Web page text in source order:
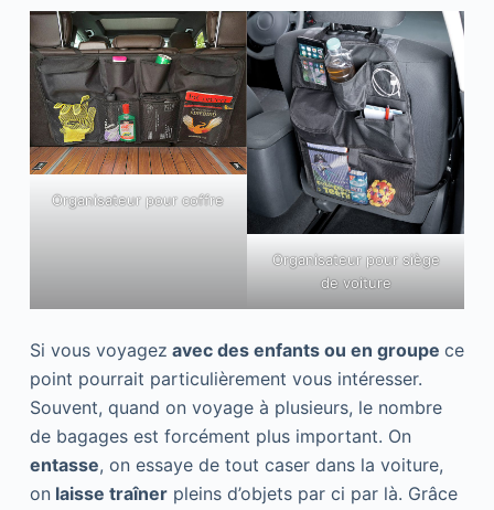
Organisateur pour coffre
Organisateur pour siège
de voiture
Si vous voyagez avec des enfants ou en groupe ce
point pourrait particulièrement vous intéresser.
Souvent, quand on voyage à plusieurs, le nombre
de bagages est forcément plus important. On
entasse, on essaye de tout caser dans la voiture,
onlaisse traînerpleins d’objets par ci par là. Grâce